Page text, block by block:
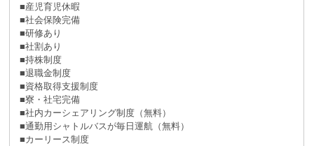
■産児育児休暇
■社会保険完備
■研修あり
■社割あり
■持株制度
■退職金制度
■資格取得支援制度
■寮・社宅完備
■社内カーシェアリング制度（無料）
■通勤用シャトルバスが毎日運航（無料）
■カーリース制度